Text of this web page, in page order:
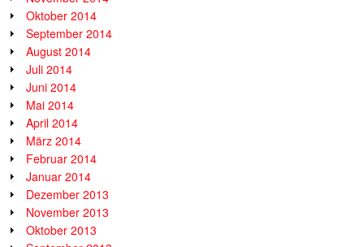
Oktober 2014
September 2014
August 2014
Juli 2014
Juni 2014
Mai 2014
April 2014
März 2014
Februar 2014
Januar 2014
Dezember 2013
November 2013
Oktober 2013